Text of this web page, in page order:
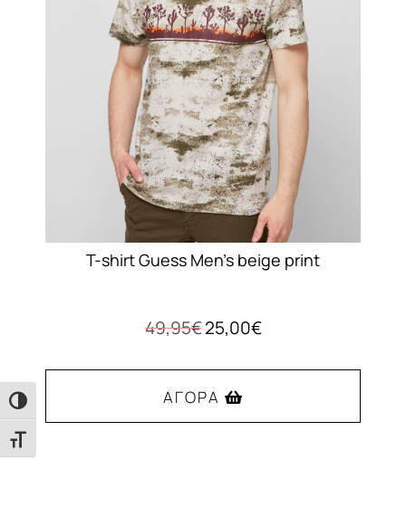
Εναλλαγή Υψηλής Αντίθεσης
Εναλλαγή Μεγέθους Γραμμάτων
T-shirt Guess Men’s beige print
49,95€ Original
was:
49,95€.
25,00€Η
τιμή
ΑΓΟΡΆ